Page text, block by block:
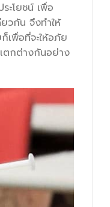
ะโยชน์ เพื่อ
วกัน จึงทำให้
เพื่อที่จะให้อภัย
แตกต่างกันอย่าง